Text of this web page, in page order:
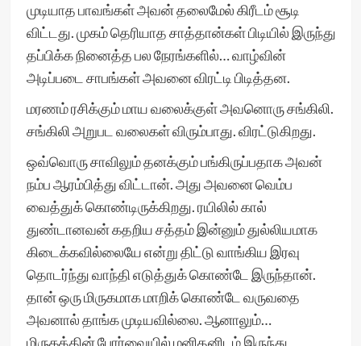
முடியாத பாவங்கள் அவன் தலைமேல் கிரீடம் சூடி
விட்டது. முகம் தெரியாத சாத்தான்கள் பிடியில் இருந்து
தப்பிக்க நினைத்த பல நேரங்களில்… வாழ்வின்
அடிப்படை சாபங்கள் அவனை விரட்டி பிடித்தன.
மரணம் ரசிக்கும் மாய வலைக்குள் அவனொரு சங்கிலி.
சங்கிலி அறுபட வலைகள் விரும்பாது. விரட்டுகிறது.
ஒவ்வொரு சாவிலும் தனக்கும் பங்கிருப்பதாக அவன்
நம்ப ஆரம்பித்து விட்டான். அது அவனை வெம்ப
வைத்துக் கொண்டிருக்கிறது. ரயிலில் கால்
துண்டானவன் கதறிய சத்தம் இன்னும் துல்லியமாக
கிடைக்கவில்லையே என்று திட்டு வாங்கிய இரவு
தொடர்ந்து வாந்தி எடுத்துக் கொண்டே இருந்தான்.
தான் ஒரு மிருகமாக மாறிக் கொண்டே வருவதை
அவனால் தாங்க முடியவில்லை. ஆனாலும்…
மிருகத்தின் போர்வையில் மனிதனிடம் இருந்து